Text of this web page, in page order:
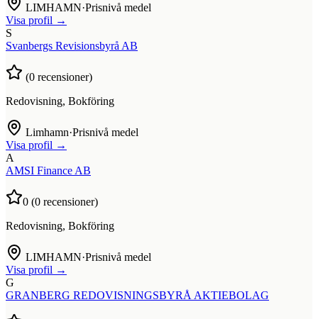
LIMHAMN·Prisnivå medel
Visa profil →
S
Svanbergs Revisionsbyrå AB
(0 recensioner)
Redovisning, Bokföring
Limhamn·Prisnivå medel
Visa profil →
A
AMSI Finance AB
0 (0 recensioner)
Redovisning, Bokföring
LIMHAMN·Prisnivå medel
Visa profil →
G
GRANBERG REDOVISNINGSBYRÅ AKTIEBOLAG